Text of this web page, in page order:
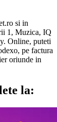
si in
1, Muzica, IQ
Online, puteti
pe factura
oriunde in
la: